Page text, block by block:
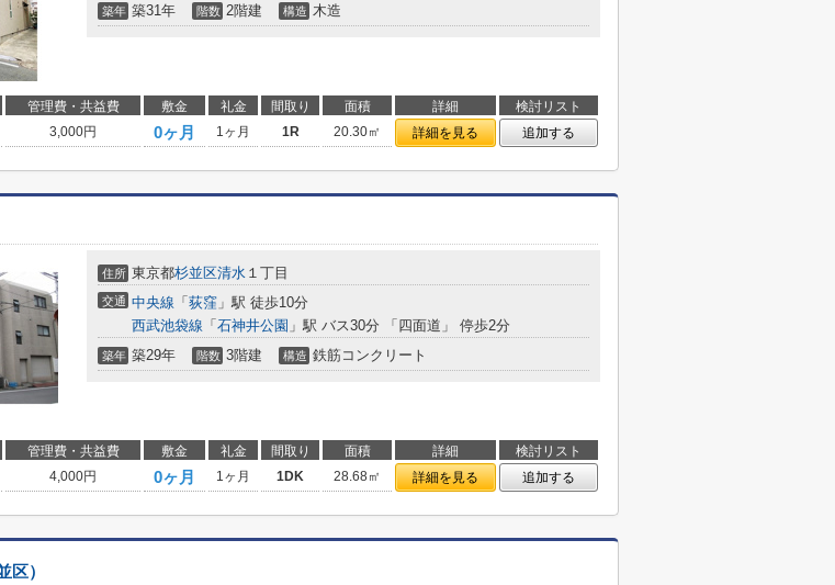
築年 築31年 階数 2階建 構造 木造
管理費・共益費 敷金 礼金 間取り 面積 詳細
検討リスト
3,000円 0ヶ月 1ヶ月 1R 20.30㎡ 詳細を見る 追加する
住所 東京都杉並区清水 １丁目
交通 中央線 「 荻窪 」駅 徒歩10分
西武池袋線 「 石神井公園 」駅 バス30分 「四面道」 停歩2分
築年 築29年 階数 3階建 構造 鉄筋コンクリート
管理費・共益費 敷金 礼金 間取り 面積 詳細
検討リスト
4,000円 0ヶ月 1ヶ月 1DK 28.68㎡ 詳細を見る 追加する
区）